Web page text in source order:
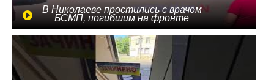
В Николаеве простились с врачом
БСМП, погибшим на фронте